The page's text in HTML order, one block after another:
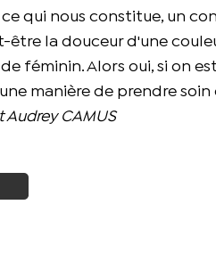
qui nous constitue, un
la douceur d'une
féminin. Alors oui, si on
manière de prendre soin
Audrey CAMUS